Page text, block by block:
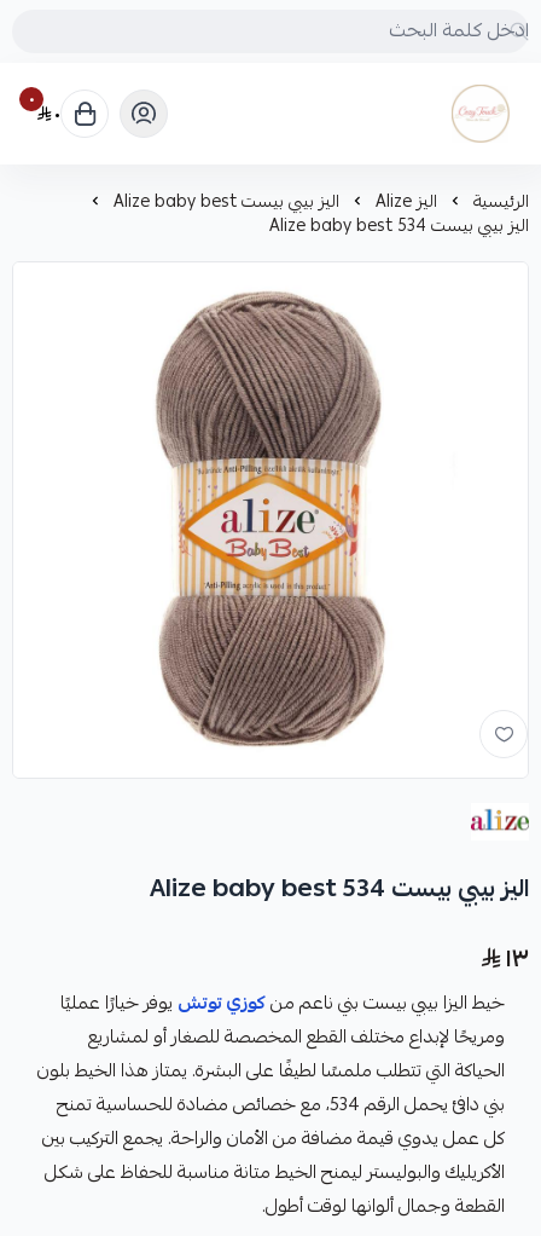
Cozy touch
٠ ٠
الرئيسية اليز Alize اليز بيبي بيست Alize baby best
اليز بيبي بيست Alize baby best 534
اليز بيبي بيست Alize baby best 534
١٣
خيط اليزا بيبي بيست بني ناعم منكوزي توتش يوفر خيارًا عمليًا
ومريحًا لإبداع مختلف القطع المخصصة للصغار أو لمشاريع
الحياكة التي تتطلب ملمسًا لطيفًا على البشرة. يمتاز هذا الخيط بلون
بني دافئ يحمل الرقم 534، مع خصائص مضادة للحساسية تمنح
كل عمل يدوي قيمة مضافة من الأمان والراحة. يجمع التركيب بين
الأكريليك والبوليستر ليمنح الخيط متانة مناسبة للحفاظ على شكل
القطعة وجمال ألوانها لوقت أطول.